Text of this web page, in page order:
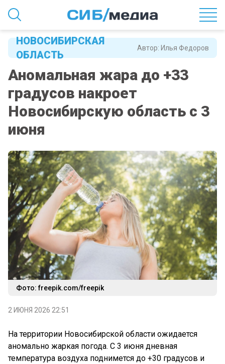
Автор: Илья Федоров
НОВОСИБИРСКАЯ
ОБЛАСТЬ
Аномальная жара до +33
градусов накроет
Новосибирскую область с 3
июня
Фото: freepik.com/freepik
2 ИЮНЯ 2026 22:51
На территории Новосибирской области ожидается
аномально жаркая погода. С 3 июня дневная
температура воздуха поднимется до +30 градусов и